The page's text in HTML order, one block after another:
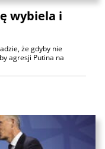
wybiela i
że gdyby nie
agresji Putina na